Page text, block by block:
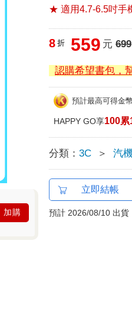
★ 適用4.7-6.5吋手
加購
8 折 559 元 699
認購希望書包，
預計最高可得金幣
HAPPY GO享100累
分類：3C ＞ 汽
立即結帳
預計 2026/08/10 出貨